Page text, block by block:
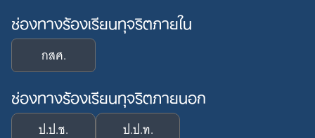
ช่องทางร้องเรียนทุจริตภายใน
กสศ.
ช่องทางร้องเรียนทุจริตภายนอก
ป.ป.ช. ป.ป.ท.